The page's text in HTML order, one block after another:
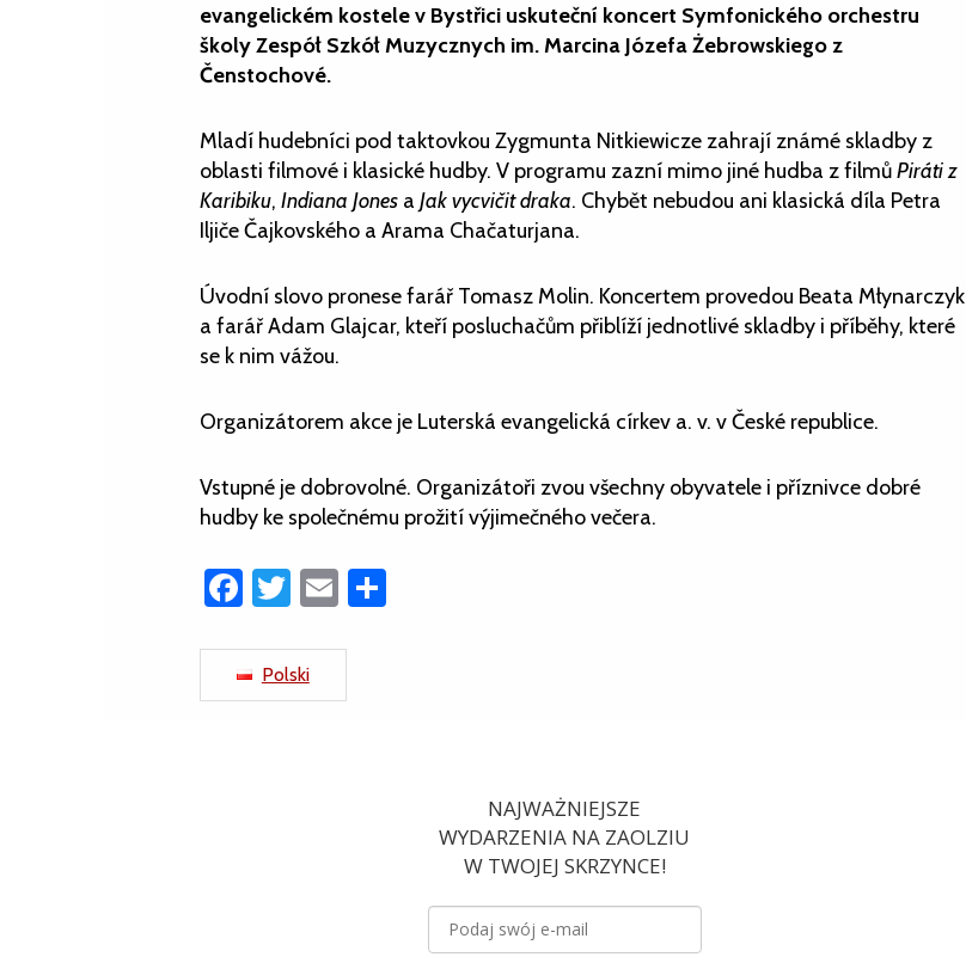
evangelickém kostele v Bystřici uskuteční koncert Symfonického orchestru
školy Zespół Szkół Muzycznych im. Marcina Józefa Żebrowskiego z
Čenstochové.
Mladí hudebníci pod taktovkou Zygmunta Nitkiewicze zahrají známé skladby z
oblasti filmové i klasické hudby. V programu zazní mimo jiné hudba z filmůPiráti z
Karibiku, Indiana Jones a Jak vycvičit draka. Chybět nebudou ani klasická díla Petra
Iljiče Čajkovského a Arama Chačaturjana.
Úvodní slovo pronese farář Tomasz Molin. Koncertem provedou Beata Młynarczyk
a farář Adam Glajcar, kteří posluchačům přiblíží jednotlivé skladby i příběhy, které
se k nim vážou.
Organizátorem akce je Luterská evangelická církev a. v. v České republice.
Vstupné je dobrovolné. Organizátoři zvou všechny obyvatele i příznivce dobré
hudby ke společnému prožití výjimečného večera.
Facebook
Twitter
Email
Polski
NAJWAŻNIEJSZE
WYDARZENIA NA ZAOLZIU
W TWOJEJ SKRZYNCE!